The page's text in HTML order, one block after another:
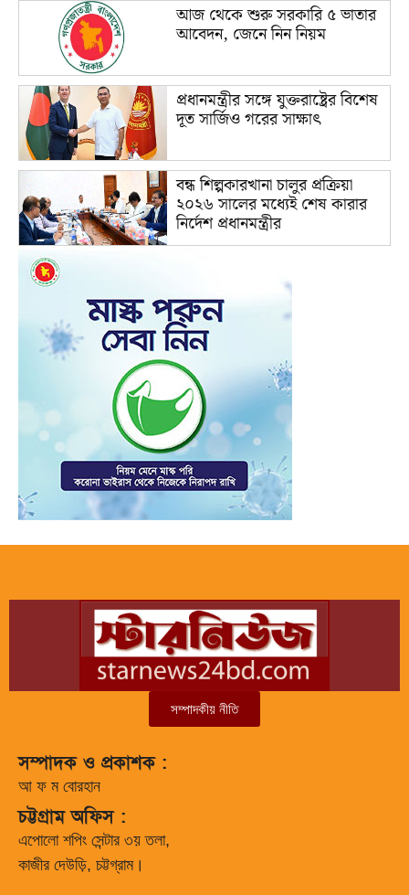
আজ থেকে শুরু সরকারি ৫ ভাতার
আবেদন, জেনে নিন নিয়ম
প্রধানমন্ত্রীর সঙ্গে যুক্তরাষ্ট্রের বিশেষ
দূত সার্জিও গরের সাক্ষাৎ
বন্ধ শিল্পকারখানা চালুর প্রক্রিয়া
২০২৬ সালের মধ্যেই শেষ কারার
নির্দেশ প্রধানমন্ত্রীর
সম্পাদকীয় নীতি
সম্পাদক ও প্রকাশক :
আ ফ ম বোরহান
চট্টগ্রাম অফিস :
এপোলো শপিং সেন্টার ৩য় তলা,
কাজীর দেউড়ি, চট্টগ্রাম।